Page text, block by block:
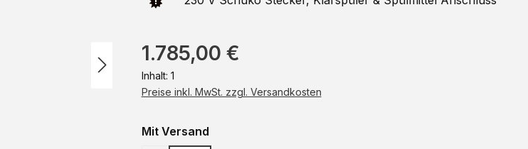
1.785,00 €
Inhalt: 1
Preise inkl. MwSt. zzgl. Versandkosten
Mit Versandauswählen